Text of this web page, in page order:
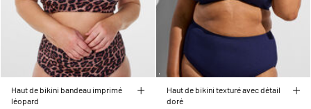
Haut de bikini bandeau imprimé
léopard
Haut de bikini texturé avec détail
doré